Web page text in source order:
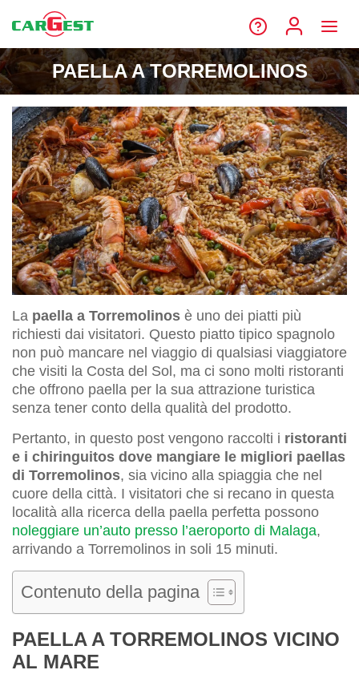
PAELLA A TORREMOLINOS
La paella a Torremolinos è uno dei piatti più
richiesti dai visitatori. Questo piatto tipico spagnolo
non può mancare nel viaggio di qualsiasi viaggiatore
che visiti la Costa del Sol, ma ci sono molti ristoranti
che offrono paella per la sua attrazione turistica
senza tener conto della qualità del prodotto.
Pertanto, in questo post vengono raccolti i ristoranti
e i chiringuitos dove mangiare le migliori paellas
di Torremolinos, sia vicino alla spiaggia che nel
cuore della città. I visitatori che si recano in questa
località alla ricerca della paella perfetta possono
noleggiare un’auto presso l’aeroporto di Malaga,
arrivando a Torremolinos in soli 15 minuti.
Contenuto della pagina
PAELLA A TORREMOLINOS VICINO
AL MARE